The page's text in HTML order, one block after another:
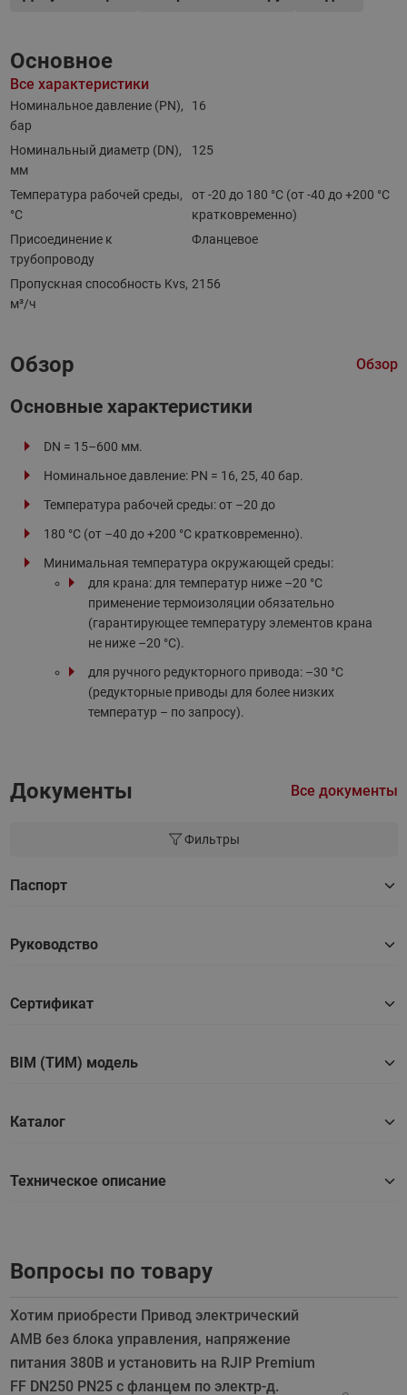
Основное
Все характеристики
Номинальное давление (PN),
бар
16
Номинальный диаметр (DN),
мм
125
Температура рабочей среды,
°С
от -20 до 180 °C (от -40 до +200 °С
кратковременно)
Присоединение к
трубопроводу
Фланцевое
Пропускная способность Kvs,
м³/ч
2156
Обзор Обзор
Основные характеристики
DN = 15–600 мм.
Номинальное давление: PN = 16, 25, 40 бар.
Температура рабочей среды: от –20 до
180 °C (от –40 до +200 °С кратковременно).
Минимальная температура окружающей среды:
для крана: для температур ниже –20 °С
применение термоизоляции обязательно
(гарантирующее температуру элементов крана
не ниже –20 °С).
для ручного редукторного привода: –30 °С
(редукторные приводы для более низких
температур – по запросу).
Документы Все документы
Фильтры
Паспорт
Руководство
Сертификат
BIM (ТИМ) модель
Каталог
Техническое описание
Вопросы по товару
Хотим приобрести Привод электрический
АМВ без блока управления, напряжение
питания 380В и установить на RJIP Premium
FF DN250 PN25 с фланцем по электр-д.